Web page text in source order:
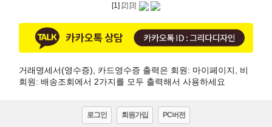
[1] [2] [3]
거래명세서(영수증), 카드영수증 출력은 회원: 마이페이지, 비
회원: 배송조회에서 2가지를 모두 출력해서 사용하세요
로그인 회원가입 PC버전